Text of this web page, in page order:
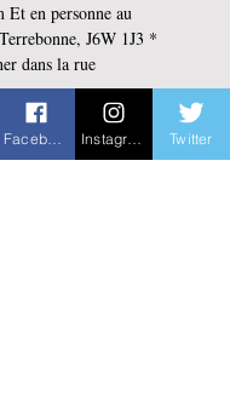
Et en personne au
J6W 1J3 *
dans la rue
Twitter